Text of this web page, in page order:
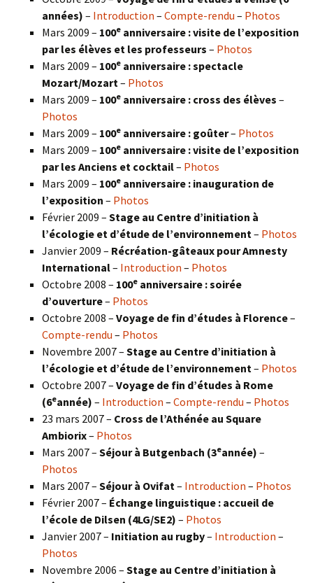
années) – Introduction – Compte-rendu – Photos
Mars 2009 – 100e anniversaire : visite de l’exposition
par les élèves et les professeurs – Photos
Mars 2009 – 100e anniversaire : spectacle
Mozart/Mozart– Photos
Mars 2009 – 100e anniversaire : cross des élèves –
Photos
Mars 2009 – 100e anniversaire : goûter– Photos
Mars 2009 – 100e anniversaire : visite de l’exposition
par les Anciens et cocktail– Photos
Mars 2009 – 100e anniversaire : inauguration de
l’exposition – Photos
Février 2009 – Stage au Centre d’initiation à
l’écologie et d’étude de l’environnement– Photos
Janvier 2009 – Récréation-gâteaux pour Amnesty
International– Introduction – Photos
Octobre 2008 – 100e anniversaire : soirée
d’ouverture– Photos
Octobre 2008 – Voyage de fin d’études à Florence–
Compte-rendu – Photos
Novembre 2007 – Stage au Centre d’initiation à
l’écologie et d’étude de l’environnement– Photos
Octobre 2007 – Voyage de fin d’études à Rome
(6eannée) – Introduction – Compte-rendu – Photos
23 mars 2007 – Cross de l’Athénée au Square
Ambiorix– Photos
Mars 2007 – Séjour à Butgenbach (3eannée) –
Photos
Mars 2007 – Séjour à Ovifat– Introduction – Photos
Février 2007 – Échange linguistique : accueil de
l’école de Dilsen (4LG/SE2) – Photos
Janvier 2007 – Initiation au rugby– Introduction –
Photos
Novembre 2006 – Stage au Centre d’initiation à